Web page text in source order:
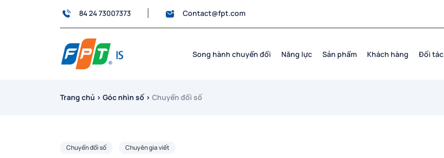
84 24 73007373 Contact@fpt.com
Song hành chuyển đổi Năng lực Sản phẩm Khách hàng Đối tác
Trang chủ › Góc nhìn số › Chuyển đổi số
Chuyển đổi số Chuyên gia viết